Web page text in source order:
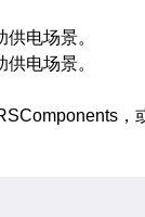
电场景。
电场景。
，